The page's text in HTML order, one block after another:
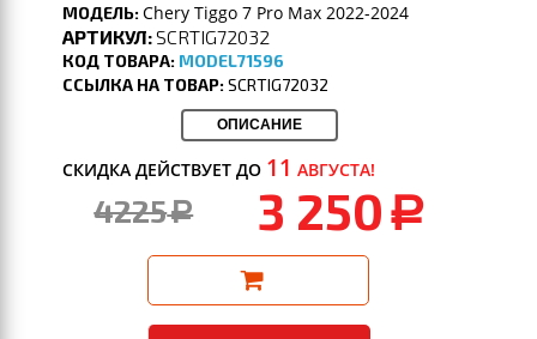
МОДЕЛЬ:Chery Tiggo 7 Pro Max 2022-2024
АРТИКУЛ:SCRTIG72032
КОД ТОВАРА: MODEL71596
ССЫЛКА НА ТОВАР:SCRTIG72032
ОПИСАНИЕ
СКИДКА ДЕЙСТВУЕТ ДО 11 АВГУСТА!
4225a 3 250 a